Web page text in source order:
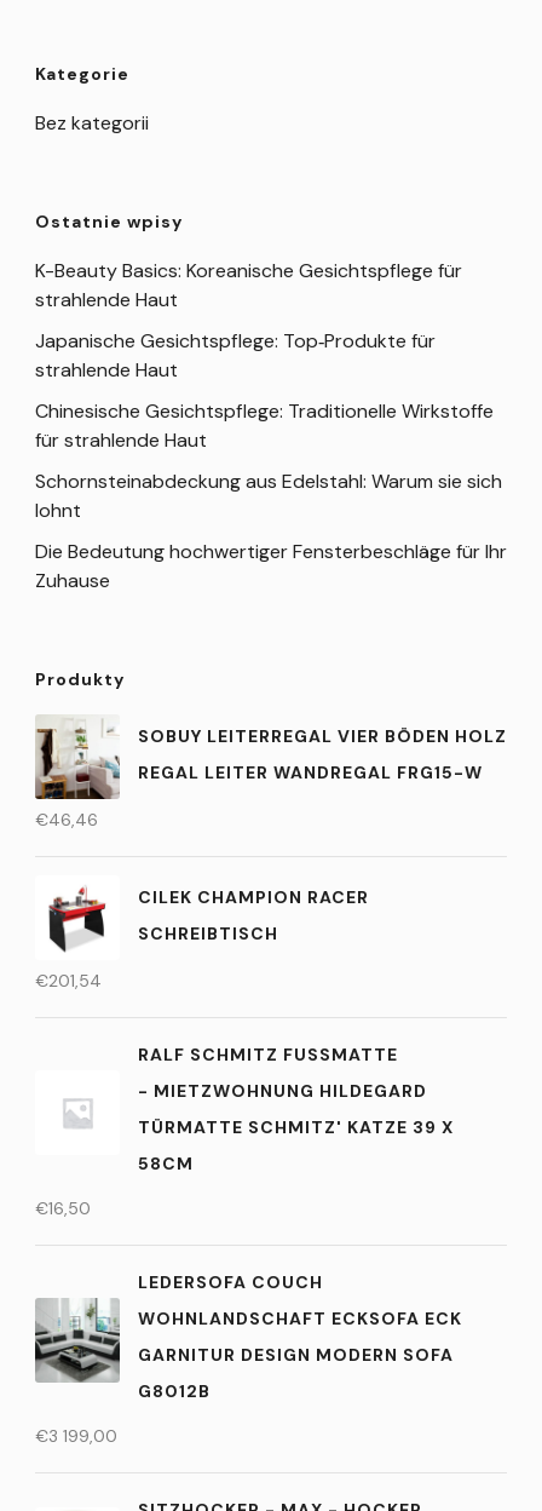
Kategorie
Bez kategorii
Ostatnie wpisy
K-Beauty Basics: Koreanische Gesichtspflege für
strahlende Haut
Japanische Gesichtspflege: Top‑Produkte für
strahlende Haut
Chinesische Gesichtspflege: Traditionelle Wirkstoffe
für strahlende Haut
Schornsteinabdeckung aus Edelstahl: Warum sie sich
lohnt
Die Bedeutung hochwertiger Fensterbeschläge für Ihr
Zuhause
Produkty
SOBUY LEITERREGAL VIER BÖDEN HOLZ
REGAL LEITER WANDREGAL FRG15-W
€46,46
CILEK CHAMPION RACER
SCHREIBTISCH
€201,54
RALF SCHMITZ FUSSMATTE -
MIETZWOHNUNG HILDEGARD T
ÜRMATTE SCHMITZ' KATZE 39 X 5
8CM
€16,50
LEDERSOFA COUCH
WOHNLANDSCHAFT ECKSOFA ECK
GARNITUR DESIGN MODERN SOFA
G8012B
€3 199,00